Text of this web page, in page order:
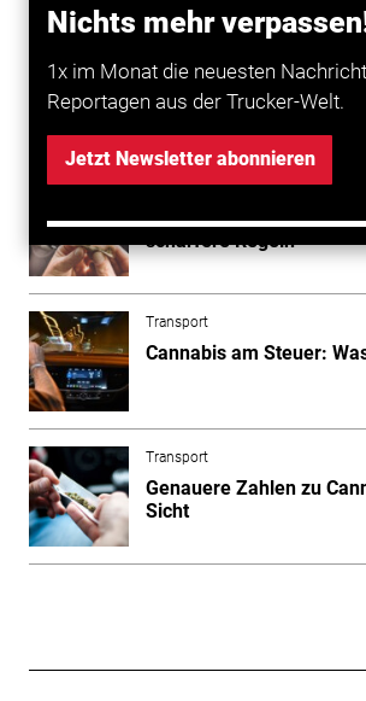
Nichts mehr
1x im Monat die neuesten
Reportagen aus der Trucker-Welt.
Jetzt Newsletter abonnieren
daraus konkrete Impulse für die
sowie praxisnahe
Transport
Cannabis im Verkehr -
schärfere Regeln
Transport
Cannabis am Steuer:
Transport
Genauere Zahlen zu
Sicht